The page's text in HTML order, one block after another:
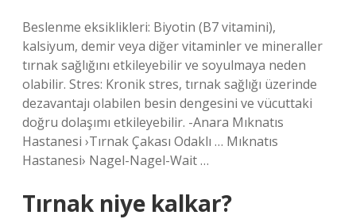
Beslenme eksiklikleri: Biyotin (B7 vitamini),
kalsiyum, demir veya diğer vitaminler ve mineraller
tırnak sağlığını etkileyebilir ve soyulmaya neden
olabilir. Stres: Kronik stres, tırnak sağlığı üzerinde
dezavantajı olabilen besin dengesini ve vücuttaki
doğru dolaşımı etkileyebilir. -Anara Mıknatıs
Hastanesi ›Tırnak Çakası Odaklı … Mıknatıs
Hastanesi› Nagel-Nagel-Wait …
Tırnak niye kalkar?